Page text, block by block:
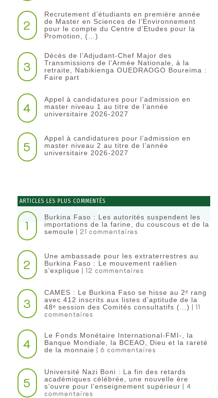
2
Recrutement d’étudiants en première année
de Master en Sciences de l’Environnement
pour le compte du Centre d’Etudes pour la
Promotion, (…)
3
Décès de l’Adjudant-Chef Major des
Transmissions de l’Armée Nationale, à la
retraite, Nabikienga OUEDRAOGO Boureima :
Faire part
4
Appel à candidatures pour l’admission en
master niveau 1 au titre de l’année
universitaire 2026-2027
5
Appel à candidatures pour l’admission en
master niveau 2 au titre de l’année
universitaire 2026-2027
ARTICLES LES PLUS COMMENTÉS
1
Burkina Faso : Les autorités suspendent les
importations de la farine, du couscous et de la
semoule | 21 commentaires
2
Une ambassade pour les extraterrestres au
Burkina Faso : Le mouvement raëlien
s’explique | 12 commentaires
3
CAMES : Le Burkina Faso se hisse au 2ᵉ rang
avec 412 inscrits aux listes d’aptitude de la
48ᵉ session des Comités consultatifs (…) | 11
commentaires
4
Le Fonds Monétaire International-FMI-, la
Banque Mondiale, la BCEAO, Dieu et la rareté
de la monnaie | 6 commentaires
5
Université Nazi Boni : La fin des retards
académiques célébrée, une nouvelle ère
s’ouvre pour l’enseignement supérieur | 4
commentaires